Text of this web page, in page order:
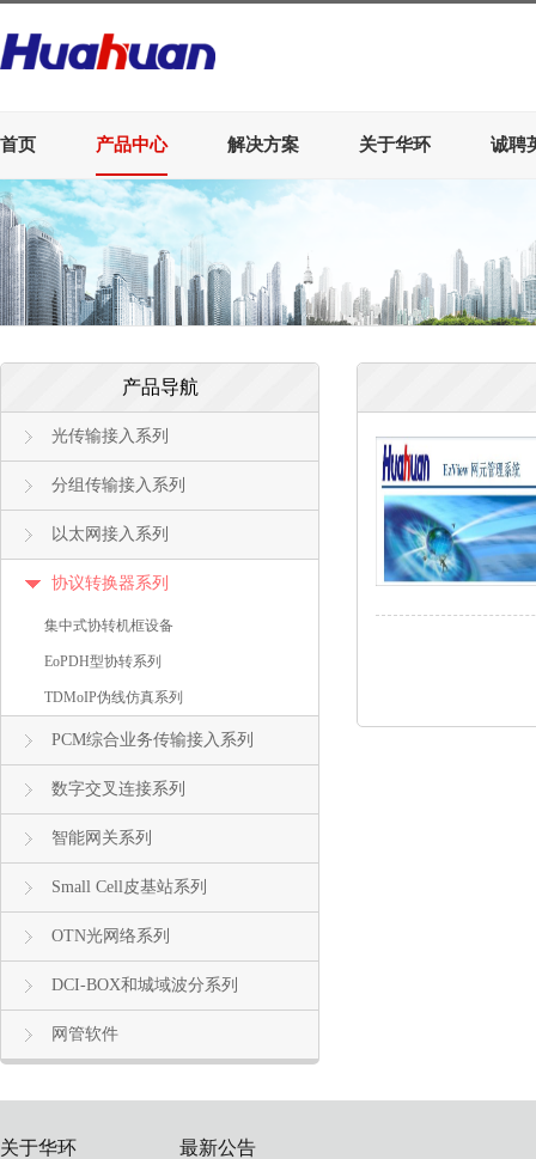
首页 产品中心 解决方案 关于华环 诚聘
产品导航
光传输接入系列
分组传输接入系列
以太网接入系列
协议转换器系列
集中式协转机框设备
EoPDH型协转系列
TDMoIP伪线仿真系列
PCM综合业务传输接入系列
数字交叉连接系列
智能网关系列
Small Cell皮基站系列
OTN光网络系列
DCI-BOX和城域波分系列
网管软件
关于华环 最新公告